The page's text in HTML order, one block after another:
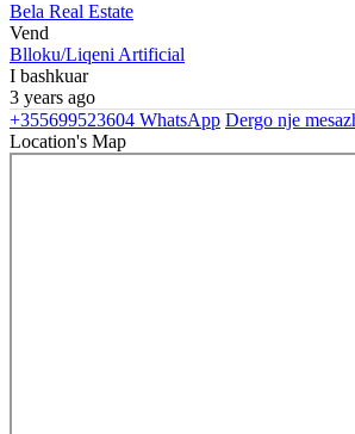
Bela Real Estate
Vend
Blloku/Liqeni Artificial
I bashkuar
3 years ago
+355699523604 WhatsApp Dergo nje
Location's Map